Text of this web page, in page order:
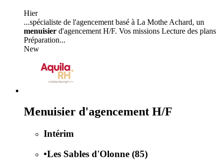
Hier
...spécialiste de l'agencement basé à La Mothe Achard, un
menuisier d'agencement H/F. Vos missions Lecture des plans
Préparation...
New
Menuisier d'agencement H/F
Intérim
•Les Sables d'Olonne (85)